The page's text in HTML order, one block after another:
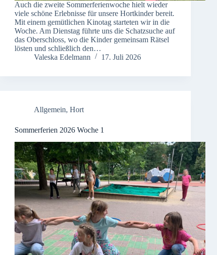
Auch die zweite Sommerferienwoche hielt wieder
viele schöne Erlebnisse für unsere Hortkinder bereit.
Mit einem gemütlichen Kinotag starteten wir in die
Woche. Am Dienstag führte uns die Schatzsuche auf
das Oberschloss, wo die Kinder gemeinsam Rätsel
lösten und schließlich den…
Valeska Edelmann
17. Juli 2026
Allgemein, Hort
Sommerferien 2026 Woche 1